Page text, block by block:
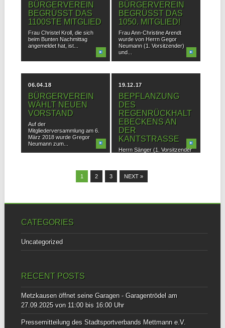
BÜRGERVEREIN
BEGRÜSST DAS 1
100STE MITGLIED
Frau Christel Kroll, die sich
beim Bunten Nachmittag
angemeldet hat, ist...
BÜRGERVEREIN
BEGRÜSST DAS 1
050. MITGLIED!
Frau Ann-Christine Arendt
wurde von Herrn Gegor
Neumann (1. Vorsitzender)
und...
06.04.18
BÜRGERVEREIN
WÄHLT NEUEN
VORSTAND
Auf der
Mitgliederversammlung am 6.
März 2018 wurde Gregor
Neumann zum...
19.12.17
BEPFLANZUNG
DES
REGENRÜCKHALT
EBECKENS AN
DER
KANTSTRASSE
Herrn Sänger (1. Vorsitzender
1 2 3 NEXT »
CATEGORIES
Uncategorized
RECENT POSTS
Metzkausen öffnet seine Garagen - Garagentrödel am
27.09.2025 von 11:00 bis 16:00 Uhr
Pressemitteilung des Stadtsportverbands Mettmann e.V.